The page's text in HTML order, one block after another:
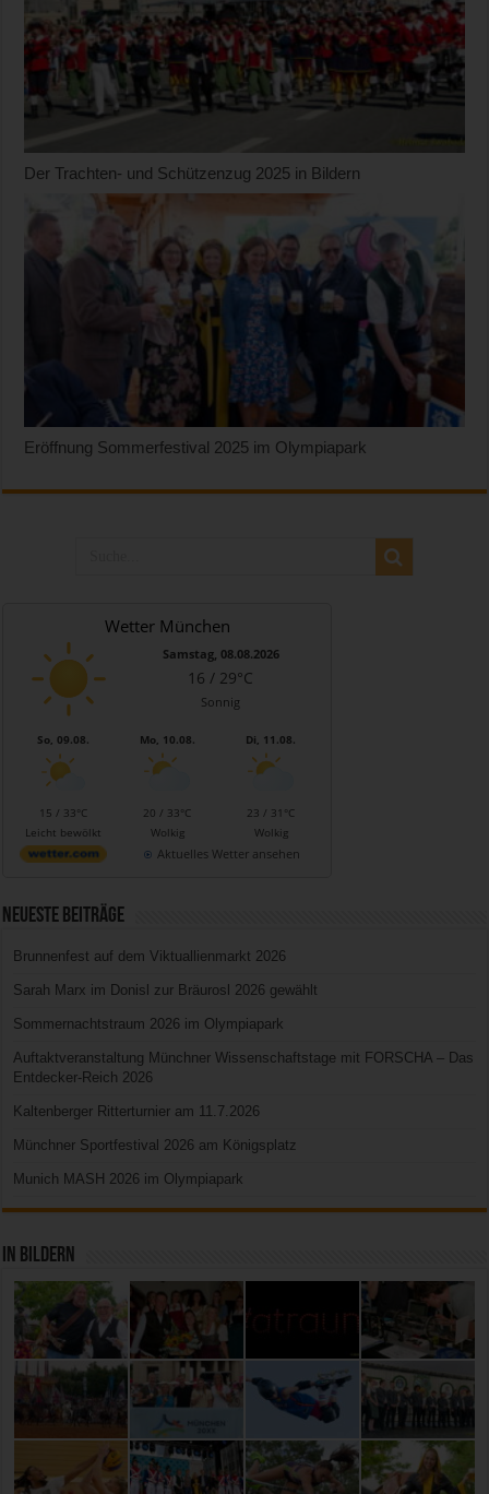
Der Trachten- und Schützenzug 2025 in Bildern
Eröffnung Sommerfestival 2025 im Olympiapark
Wetter München
Samstag, 08.08.2026
16 / 29°C
Sonnig
So, 09.08.
15 / 33°C
Leicht bewölkt
Mo, 10.08.
20 / 33°C
Wolkig
Di, 11.08.
23 / 31°C
Wolkig
Aktuelles Wetter ansehen
Neueste Beiträge
Brunnenfest auf dem Viktuallienmarkt 2026
Sarah Marx im Donisl zur Bräurosl 2026 gewählt
Sommernachtstraum 2026 im Olympiapark
Auftaktveranstaltung Münchner Wissenschaftstage mit FORSCHA – Das
Entdecker-Reich 2026
Kaltenberger Ritterturnier am 11.7.2026
Münchner Sportfestival 2026 am Königsplatz
Munich MASH 2026 im Olympiapark
In Bildern